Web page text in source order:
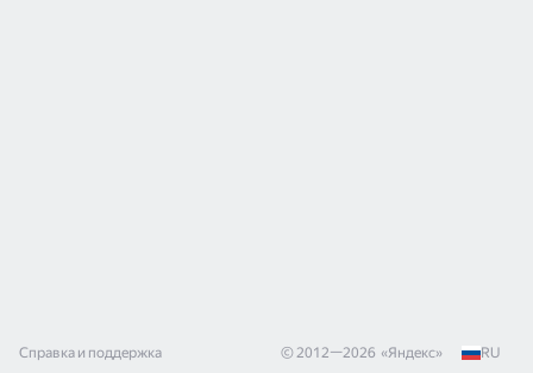
Справка и поддержка © 2012—2026 «Яндекс» RU